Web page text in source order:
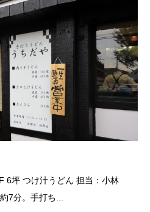
6坪 つけ汁うどん 担当：小林
7分。手打ち...